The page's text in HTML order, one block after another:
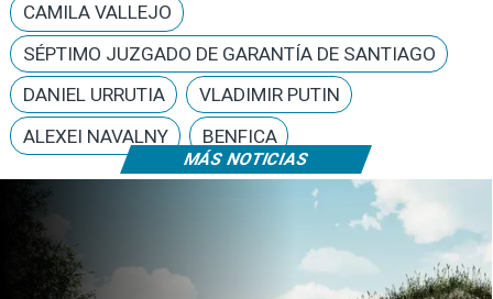
MÁS NOTICIAS
CAMILA VALLEJO
SÉPTIMO JUZGADO DE GARANTÍA DE SANTIAGO
DANIEL URRUTIA
VLADIMIR PUTIN
ALEXEI NAVALNY
BENFICA